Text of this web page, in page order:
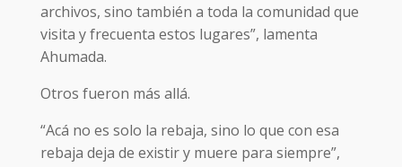
archivos, sino también a toda la comunidad que
visita y frecuenta estos lugares”, lamenta
Ahumada.
Otros fueron más allá.
“Acá no es solo la rebaja, sino lo que con esa
rebaja deja de existir y muere para siempre”,